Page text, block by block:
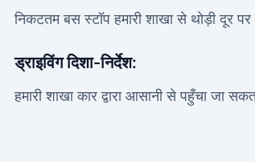
निकटतम बस स्टॉप हमारी शाखा से थोड़ी दूर पर
ड्राइविंग दिशा-निर्देश:
हमारी शाखा कार द्वारा आसानी से पहुँचा जा